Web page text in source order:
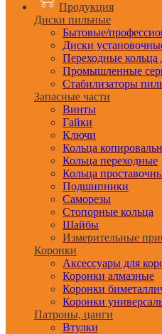
Продукция
Диски пильные
Бытовые/
Диски
Переходные кольца
Промышленные
Стабилизаторы
Запасные части
Винты
Гайки
Ключи
Кольца
Кольца переходные
Кольца
Подшипники
Саморезы
Стопорные кольца
Шайбы
Измерительные
Коронки
Аксессуары для
Коронки алмазные
Коронки
Коронки
Патроны, цанги
Втулки